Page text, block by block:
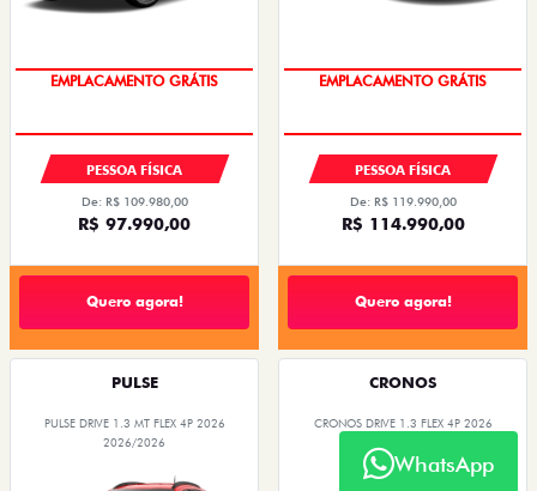
OPORTUNIDADE
PESSOA FÍSICA
De: R$ 109.980,00
R$ 97.990,00
Quero agora!
OPORTUNIDADE
PESSOA FÍSICA
De: R$ 119.990,00
R$ 114.990,00
Quero agora!
PULSE
PULSE DRIVE 1.3 MT FLEX 4P 2026
2026/2026
CRONOS
CRONOS DRIVE 1.3 FLEX 4P 2026
WhatsApp